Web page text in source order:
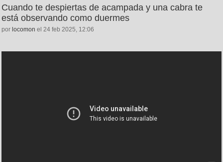
Cuando te despiertas de acampada y una cabra te
está observando como duermes
por locomon el 24 feb 2025, 12:06